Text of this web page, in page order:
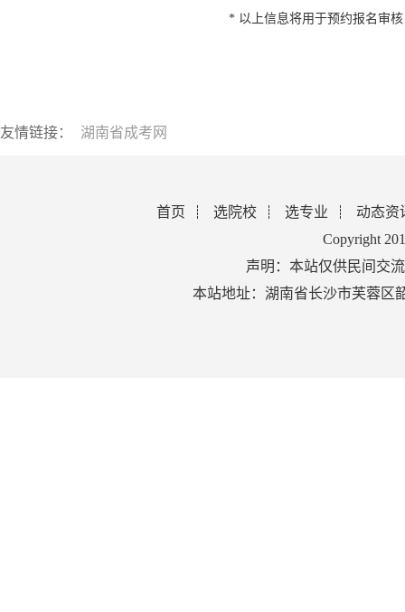
* 以上信息将用于预约报名审
友情链接： 湖南省成考网
首页 选院校 选专业
动态资
Copyright
声明：本站仅供民间交
本站地址：湖南省长沙市芙蓉区